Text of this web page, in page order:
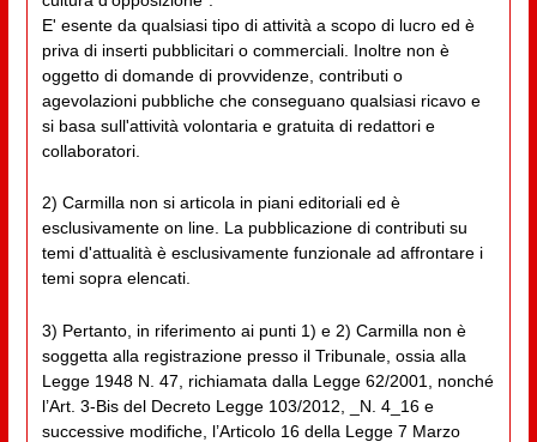
E' esente da qualsiasi tipo di attività a scopo di lucro ed è
priva di inserti pubblicitari o commerciali. Inoltre non è
oggetto di domande di provvidenze, contributi o
agevolazioni pubbliche che conseguano qualsiasi ricavo e
si basa sull'attività volontaria e gratuita di redattori e
collaboratori.
2) Carmilla non si articola in piani editoriali ed è
esclusivamente on line. La pubblicazione di contributi su
temi d'attualità è esclusivamente funzionale ad affrontare i
temi sopra elencati.
3) Pertanto, in riferimento ai punti 1) e 2) Carmilla non è
soggetta alla registrazione presso il Tribunale, ossia alla
Legge 1948 N. 47, richiamata dalla Legge 62/2001, nonché
l’Art. 3-Bis del Decreto Legge 103/2012, _N. 4_16 e
successive modifiche, l’Articolo 16 della Legge 7 Marzo